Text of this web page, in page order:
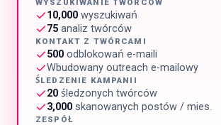
WYSZUKIWANIE TWÓRCÓW
10,000 wyszukiwań
75 analiz twórców
KONTAKT Z TWÓRCAMI
500 odblokowań e-maili
Wbudowany outreach e-mailowy
ŚLEDZENIE KAMPANII
20 śledzonych twórców
3,000 skanowanych postów / mies.
ZESPÓŁ